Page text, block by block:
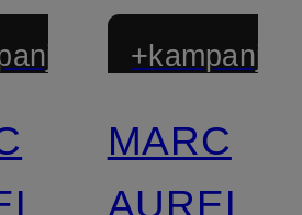
MARC
AUREL